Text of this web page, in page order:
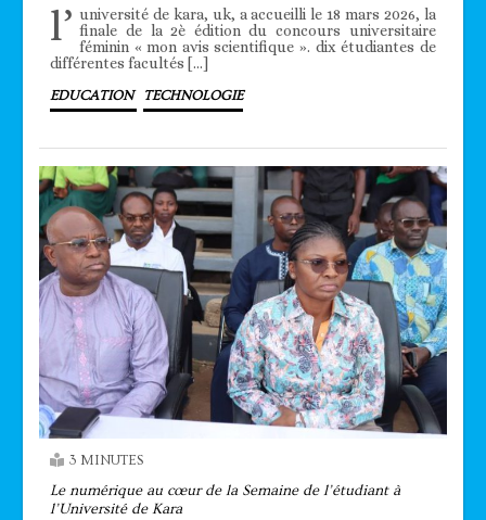
l’ université de kara, uk, a accueilli le 18 mars 2026, la
finale de la 2è édition du concours universitaire
féminin « mon avis scientifique ». dix étudiantes de
différentes facultés […]
EDUCATION TECHNOLOGIE
3 MINUTES
Le numérique au cœur de la Semaine de l’étudiant à
l’Université de Kara